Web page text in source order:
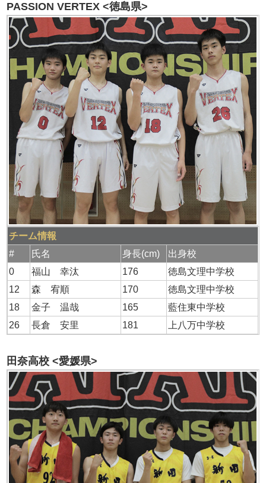
PASSION VERTEX <徳島県>
チーム情報
#
氏名 身長(cm)
出身校
0
福山 幸汰 176
徳島文理中学校
12
森 宥順 170
徳島文理中学校
18
金子 温哉 165
藍住東中学校
26
長倉 安里 181 上八万中学校
田奈高校 <愛媛県>